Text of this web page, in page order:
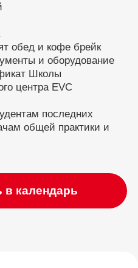
обед и кофе брейк
и оборудование
Школы
центра EVC
последних
общей практики и
в календарь